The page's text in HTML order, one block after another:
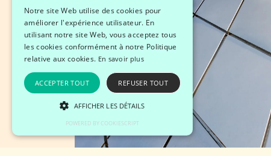
Notre site Web utilise des cookies pour
améliorer l'expérience utilisateur. En
utilisant notre site Web, vous acceptez tous
les cookies conformément à notre Politique
relative aux cookies. En savoir plus
ACCEPTER TOUT REFUSER TOUT
AFFICHER LES DÉTAILS
POWERED BY COOKIESCRIPT